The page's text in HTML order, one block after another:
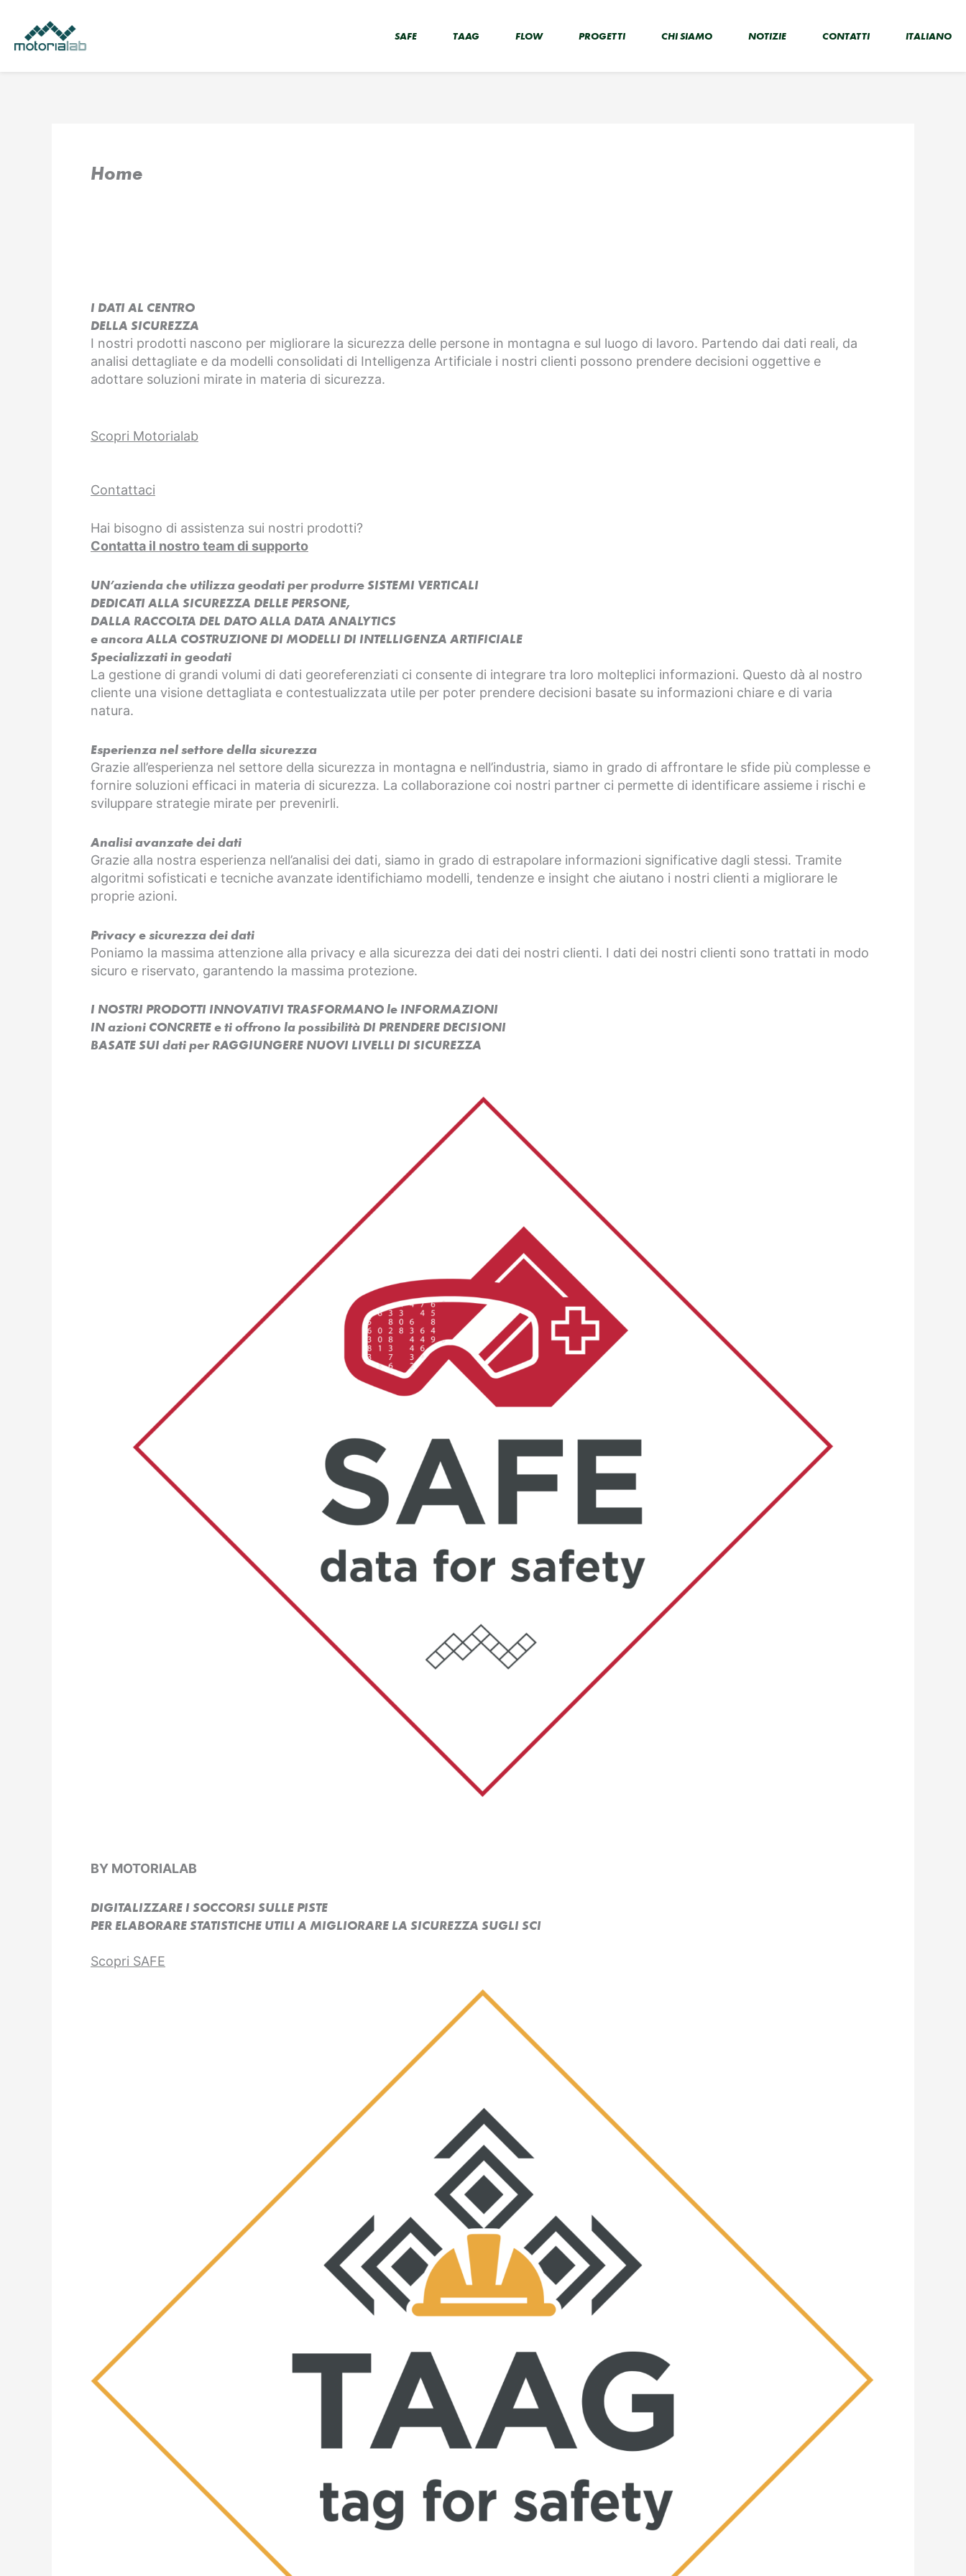
contenuto
SAFE TAAG FLOW PROGETTI CHI SIAMO NOTIZIE CONTATTI ITALIANO
Home
I DATI AL CENTRO
DELLA SICUREZZA
I nostri prodotti nascono per migliorare la sicurezza delle persone in montagna e sul luogo di lavoro. Partendo dai dati reali, da
analisi dettagliate e da modelli consolidati di Intelligenza Artificiale i nostri clienti possono prendere decisioni oggettive e
adottare soluzioni mirate in materia di sicurezza.
Scopri Motorialab
Contattaci
Hai bisogno di assistenza sui nostri prodotti?
Contatta il nostro team di supporto
UN’azienda che utilizza geodati per produrre SISTEMI VERTICALI
DEDICATI ALLA SICUREZZA DELLE PERSONE,
DALLA RACCOLTA DEL DATO ALLA DATA ANALYTICS
e ancora ALLA COSTRUZIONE DI MODELLI DI INTELLIGENZA ARTIFICIALE​
Specializzati in geodati
La gestione di grandi volumi di dati georeferenziati ci consente di integrare tra loro molteplici informazioni. Questo dà al nostro
cliente una visione dettagliata e contestualizzata utile per poter prendere decisioni basate su informazioni chiare e di varia
natura.
Esperienza nel settore della sicurezza
Grazie all’esperienza nel settore della sicurezza in montagna e nell’industria, siamo in grado di affrontare le sfide più complesse e
fornire soluzioni efficaci in materia di sicurezza. La collaborazione coi nostri partner ci permette di identificare assieme i rischi e
sviluppare strategie mirate per prevenirli.
Analisi avanzate dei dati
Grazie alla nostra esperienza nell’analisi dei dati, siamo in grado di estrapolare informazioni significative dagli stessi. Tramite
algoritmi sofisticati e tecniche avanzate identifichiamo modelli, tendenze e insight che aiutano i nostri clienti a migliorare le
proprie azioni.
Privacy e sicurezza dei dati
Poniamo la massima attenzione alla privacy e alla sicurezza dei dati dei nostri clienti. I dati dei nostri clienti sono trattati in modo
sicuro e riservato, garantendo la massima protezione.
I NOSTRI PRODOTTI INNOVATIVI TRASFORMANO le INFORMAZIONI
IN azioni CONCRETE e ti offrono la possibilità DI PRENDERE DECISIONI
BASATE SUI dati per RAGGIUNGERE NUOVI LIVELLI DI SICUREZZA
BY MOTORIALAB
DIGITALIZZARE I SOCCORSI SULLE PISTE
PER ELABORARE STATISTICHE UTILI A MIGLIORARE LA SICUREZZA SUGLI SCI
Scopri SAFE